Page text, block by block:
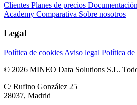
Clientes Planes de precios Documentación
Academy Comparativa Sobre nosotros
Legal
Política de cookies Aviso legal Política de
© 2026 MINEO Data Solutions S.L.
C/ Rufino González 25
28037, Madrid